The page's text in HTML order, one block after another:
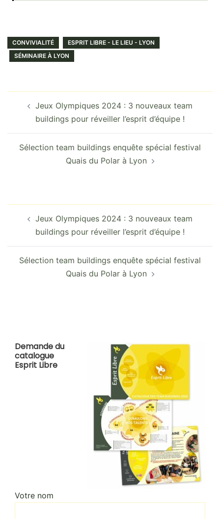
CONVIVIALITÉ
ESPRIT LIBRE - LE LIEU - LYON
SÉMINAIRE À LYON
Jeux Olympiques 2024 : 3 nouveaux team
buildings pour réveiller l’esprit d’équipe !
Sélection team buildings enquête spécial festival
Quais du Polar à Lyon
Jeux Olympiques 2024 : 3 nouveaux team
buildings pour réveiller l’esprit d’équipe !
Sélection team buildings enquête spécial festival
Quais du Polar à Lyon
Demande du
catalogue
Esprit Libre
Votre nom